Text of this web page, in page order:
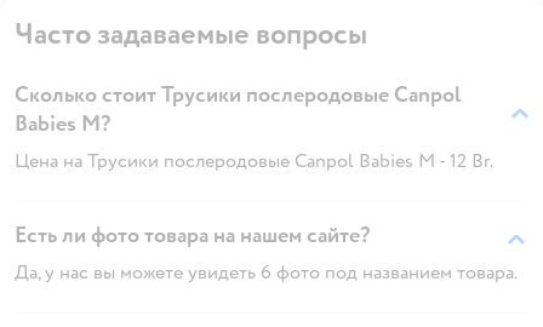
Часто задаваемые вопросы
Сколько стоит Трусики послеродовые Canpol
Babies M?
Цена на Трусики послеродовые Canpol Babies M - 12 Br.
Есть ли фото товара на нашем сайте?
Да, у нас вы можете увидеть 6 фото под названием товара.